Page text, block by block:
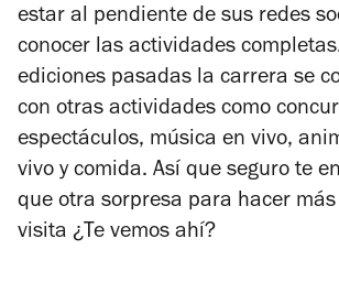
estar al pendiente de sus redes
conocer las actividades
ediciones pasadas la carrera se
con otras actividades como
espectáculos, música en vivo,
vivo y comida. Así que seguro te
que otra sorpresa para hacer
visita ¿Te vemos ahí?